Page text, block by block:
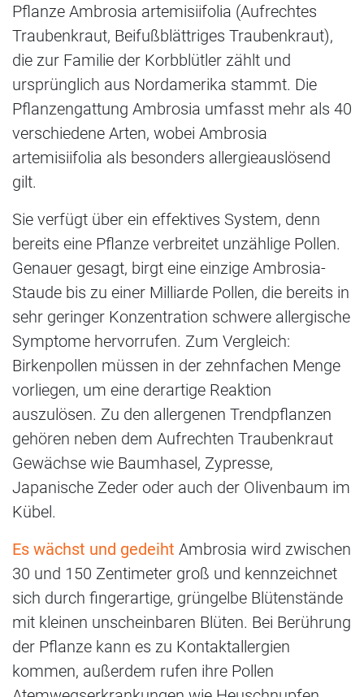
Pflanze Ambrosia artemisiifolia (Aufrechtes
Traubenkraut, Beifußblättriges Traubenkraut),
die zur Familie der Korbblütler zählt und
ursprünglich aus Nordamerika stammt. Die
Pflanzengattung Ambrosia umfasst mehr als 40
verschiedene Arten, wobei Ambrosia
artemisiifolia als besonders allergieauslösend
gilt.
Sie verfügt über ein effektives System, denn
bereits eine Pflanze verbreitet unzählige Pollen.
Genauer gesagt, birgt eine einzige Ambrosia-
Staude bis zu einer Milliarde Pollen, die bereits in
sehr geringer Konzentration schwere allergische
Symptome hervorrufen. Zum Vergleich:
Birkenpollen müssen in der zehnfachen Menge
vorliegen, um eine derartige Reaktion
auszulösen. Zu den allergenen Trendpflanzen
gehören neben dem Aufrechten Traubenkraut
Gewächse wie Baumhasel, Zypresse,
Japanische Zeder oder auch der Olivenbaum im
Kübel.
Es wächst und gedeiht Ambrosia wird zwischen
30 und 150 Zentimeter groß und kennzeichnet
sich durch fingerartige, grüngelbe Blütenstände
mit kleinen unscheinbaren Blüten. Bei Berührung
der Pflanze kann es zu Kontaktallergien
kommen, außerdem rufen ihre Pollen